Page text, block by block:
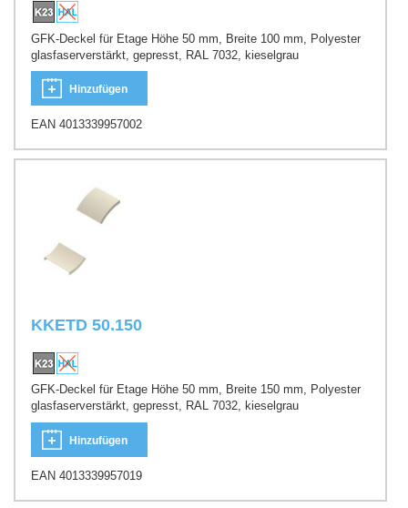
GFK-Deckel für Etage Höhe 50 mm, Breite 100 mm, Polyester
glasfaserverstärkt, gepresst, RAL 7032, kieselgrau
Hinzufügen
EAN 4013339957002
KKETD 50.150
GFK-Deckel für Etage Höhe 50 mm, Breite 150 mm, Polyester
glasfaserverstärkt, gepresst, RAL 7032, kieselgrau
Hinzufügen
EAN 4013339957019